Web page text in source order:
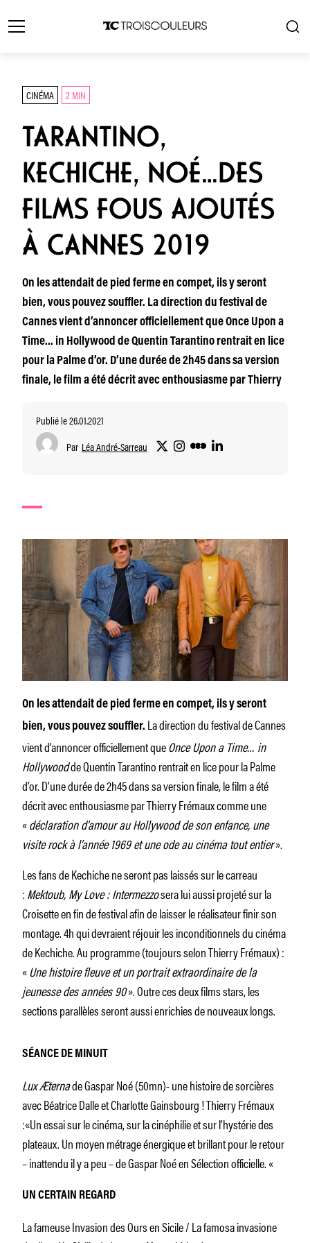
CINÉMA 2 MIN
TARANTINO,
KECHICHE, NOÉ…DES
FILMS FOUS AJOUTÉS
À CANNES 2019
On les attendait de pied ferme en compet, ils y seront
bien, vous pouvez souffler. La direction du festival de
Cannes vient d’annoncer officiellement que Once Upon a
Time… in Hollywood de Quentin Tarantino rentrait en lice
pour la Palme d’or. D’une durée de 2h45 dans sa version
finale, le film a été décrit avec enthousiasme par Thierry
Publié le 26.01.2021
Par Léa André-Sarreau
On les attendait de pied ferme en compet, ils y seront
bien, vous pouvez souffler. La direction du festival de Cannes
vient d’annoncer officiellement queOnce Upon a Time… in
Hollywoodde Quentin Tarantino rentrait en lice pour la Palme
d’or. D’une durée de 2h45 dans sa version finale, le film a été
décrit avec enthousiasme par Thierry Frémaux comme une
«déclaration d’amour au Hollywood de son enfance, une
visite rock à l’année 1969 et une ode au cinéma tout entier».
Les fans de Kechiche ne seront pas laissés sur le carreau
:Mektoub, My Love : Intermezzosera lui aussi projeté sur la
Croisette en fin de festival afin de laisser le réalisateur finir son
montage. 4h qui devraient réjouir les inconditionnels du cinéma
de Kechiche. Au programme (toujours selon Thierry Frémaux) :
«Une histoire fleuve et un portrait extraordinaire de la
jeunesse des années 90». Outre ces deux films stars, les
sections parallèles seront aussi enrichies de nouveaux longs.
SÉANCE DE MINUIT
Lux Æternade Gaspar Noé (50mn)- une histoire de sorcières
avec Béatrice Dalle et Charlotte Gainsbourg ! Thierry Frémaux
:«Un essai sur le cinéma, sur la cinéphilie et sur l’hystérie des
plateaux. Un moyen métrage énergique et brillant pour le retour
– inattendu il y a peu – de Gaspar Noé en Sélection officielle. «
UN CERTAIN REGARD
La fameuse Invasion des Ours en Sicile / La famosa invasione